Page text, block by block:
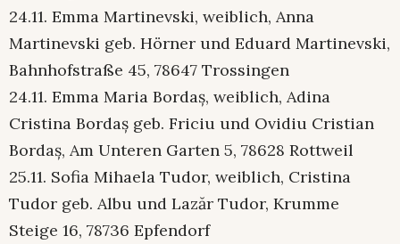
24.11. Emma Martinevski, weiblich, Anna
Martinevski geb. Hörner und Eduard Martinevski,
Bahnhofstraße 45, 78647 Trossingen
24.11. Emma Maria Bordaș, weiblich, Adina
Cristina Bordaș geb. Friciu und Ovidiu Cristian
Bordaș, Am Unteren Garten 5, 78628 Rottweil
25.11. Sofia Mihaela Tudor, weiblich, Cristina
Tudor geb. Albu und Lazăr Tudor, Krumme
Steige 16, 78736 Epfendorf